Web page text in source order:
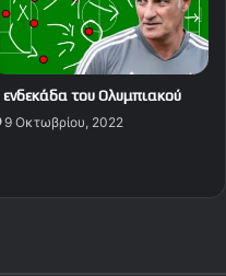
του Ολυμπιακού
9 Οκτωβρίου, 2022